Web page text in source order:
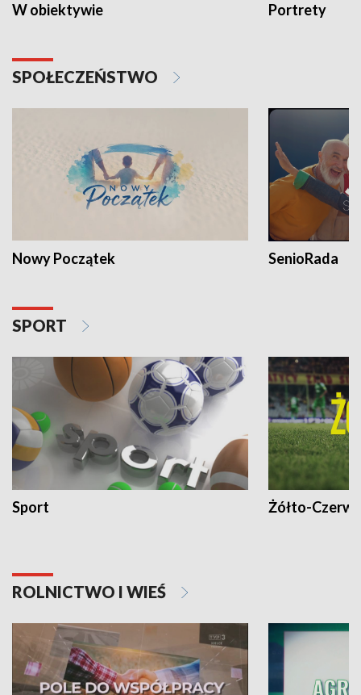
W obiektywie Portrety
SPOŁECZEŃSTWO
Nowy Początek SenioRada
SPORT
Sport Żółto-
ROLNICTWO I WIEŚ